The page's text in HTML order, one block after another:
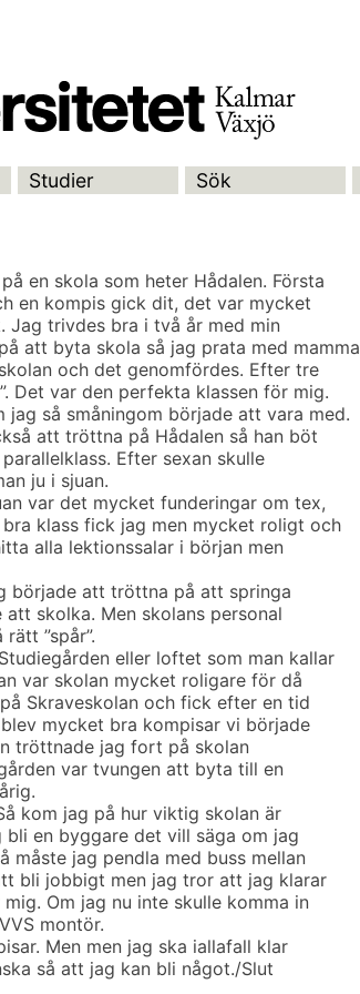
Studier Sök
en skola som heter Hådalen. Första
en kompis gick dit, det var mycket
trivdes bra i två år med min
att byta skola så jag prata med mamma
och det genomfördes. Efter tre
Det var den perfekta klassen för mig.
så småningom började att vara med.
att tröttna på Hådalen så han böt
Efter sexan skulle
ju i sjuan.
var det mycket funderingar om tex,
klass fick jag men mycket roligt och
alla lektionssalar i början men
började att tröttna på att springa
skolka. Men skolans personal
”spår”.
eller loftet som man kallar
var skolan mycket roligare för då
Skraveskolan och fick efter en tid
mycket bra kompisar vi började
tröttnade jag fort på skolan
var tvungen att byta till en
kom jag på hur viktig skolan är
en byggare det vill säga om jag
måste jag pendla med buss mellan
bli jobbigt men jag tror att jag klarar
Om jag nu inte skulle komma in
montör.
Men men jag ska iallafall klar
så att jag kan bli något./Slut